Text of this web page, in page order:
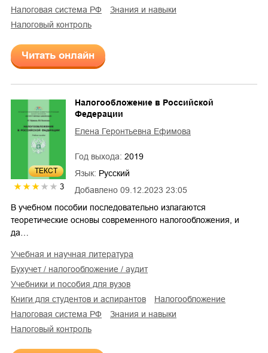
налоговая система РФ
знания и навыки
налоговый контроль
Читать онлайн
ТЕКСТ
3 Добавлено 09.12.2023 23:05
Налогообложение в Российской
Федерации
Елена Геронтьевна Ефимова
Год выхода: 2019
Язык: Русский
В учебном пособии последовательно излагаются
теоретические основы современного налогообложения, и
да…
учебная и научная литература
бухучет / налогообложение / аудит
учебники и пособия для вузов
книги для студентов и аспирантов
налогообложение
налоговая система РФ
знания и навыки
налоговый контроль